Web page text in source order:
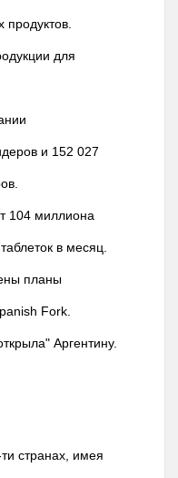
продуктов.
для
и 152 027
104 миллиона
в месяц.
планы
Fork.
Аргентину.
странах, имея